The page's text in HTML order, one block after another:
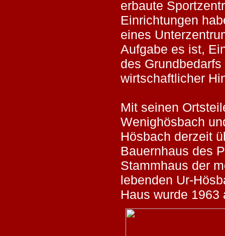
erbaute
Einrichtungen
eines
Aufgabe es ist,
des
wirtschaftlicher
Mit seinen
Wenighösbach
Hösbach derzeit
Bauernhaus des
Stammhaus der
lebenden Ur-
Haus wurde 1963